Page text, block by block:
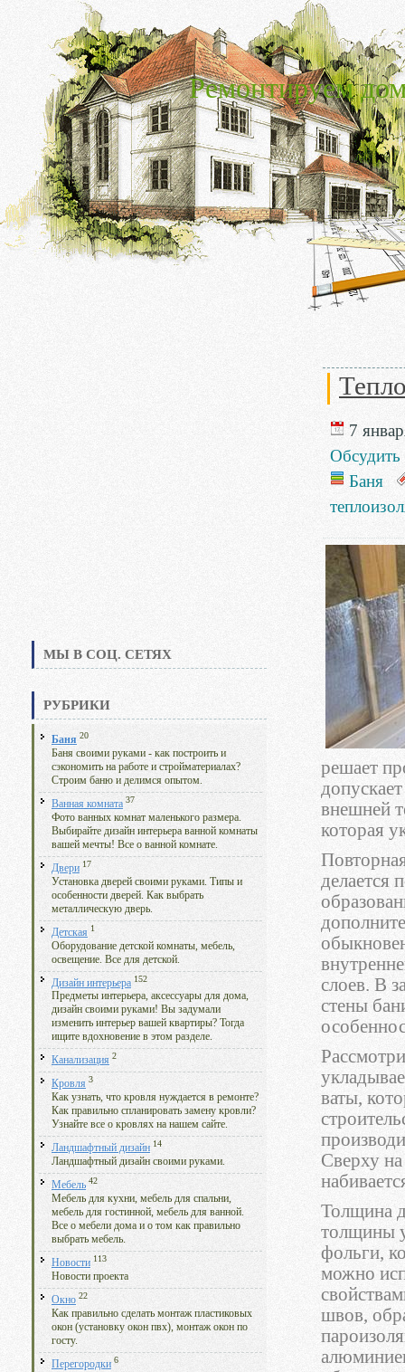
Ремонтируем
МЫ В СОЦ. СЕТЯХ
РУБРИКИ
Баня 20
Баня своими руками - как построить и
сэкономить на работе и стройматериалах?
Строим баню и делимся опытом.
Ванная комната 37
Фото ванных комнат маленького размера.
Выбирайте дизайн интерьера ванной комнаты
вашей мечты! Все о ванной комнате.
Двери 17
Установка дверей своими руками. Типы и
особенности дверей. Как выбрать
металлическую дверь.
Детская 1
Оборудование детской комнаты, мебель,
освещение. Все для детской.
Дизайн интерьера 152
Предметы интерьера, аксессуары для дома,
дизайн своими руками! Вы задумали
изменить интерьер вашей квартиры? Тогда
ищите вдохновение в этом разделе.
Канализация 2
Кровля 3
Как узнать, что кровля нуждается в ремонте?
Как правильно спланировать замену кровли?
Узнайте все о кровлях на нашем сайте.
Ландшафтный дизайн 14
Ландшафтный дизайн своими руками.
Мебель 42
Мебель для кухни, мебель для спальни,
мебель для гостинной, мебель для ванной.
Все о мебели дома и о том как правильно
выбрать мебель.
Новости 113
Новости проекта
Окно 22
Как правильно сделать монтаж пластиковых
окон (установку окон пвх), монтаж окон по
госту.
Перегородки 6
7
Обсудить
Баня
решает
внешней
которая
делается
слоев. В
стены
ваты,
Сверху на
Толщина
толщины
фольги,
можно
швов,